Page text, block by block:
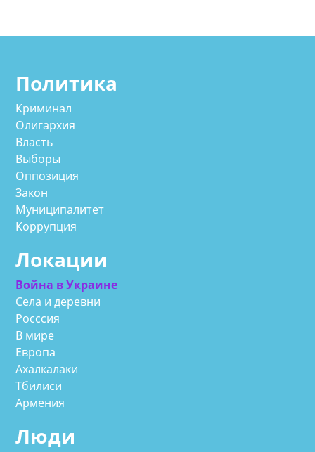
Политика
Криминал
Олигархия
Власть
Выборы
Оппозиция
Закон
Муниципалитет
Коррупция
Локации
Война в Украине
Села и деревни
Росссия
В мире
Европа
Ахалкалаки
Тбилиси
Армения
Люди